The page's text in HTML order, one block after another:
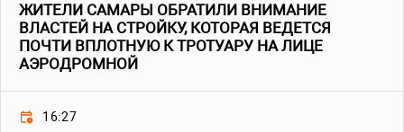
ЖИТЕЛИ САМАРЫ ОБРАТИЛИ ВНИМАНИЕ
ВЛАСТЕЙ НА СТРОЙКУ, КОТОРАЯ ВЕДЕТСЯ
ПОЧТИ ВПЛОТНУЮ К ТРОТУАРУ НА ЛИЦЕ
АЭРОДРОМНОЙ
16:27